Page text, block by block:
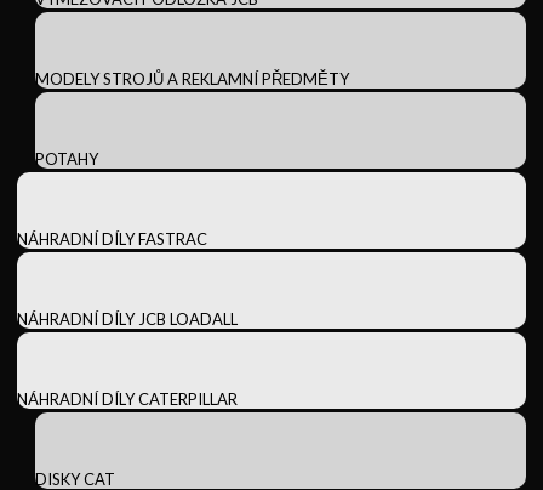
MODELY STROJŮ A REKLAMNÍ PŘEDMĚTY
POTAHY
NÁHRADNÍ DÍLY FASTRAC
NÁHRADNÍ DÍLY JCB LOADALL
NÁHRADNÍ DÍLY CATERPILLAR
DISKY CAT